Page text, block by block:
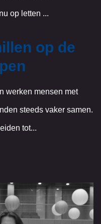
op letten ...
op de
werken mensen met
steeds vaker samen.
tot...